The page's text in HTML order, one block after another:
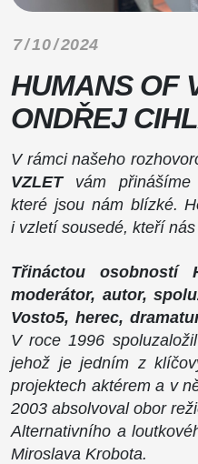
7 / 10 / 2024
HUMANS OF
ONDŘEJ
V rámci našeho
VZLETvám přinášíme
které jsou nám blízké.
i vzletí sousedé, kteří
Třináctou osobností
moderátor, autor,
Vosto5, herec,
V roce 1996
jehož je jedním z
projektech aktérem a v
2003 absolvoval obor
Alternativního a
Miroslava Krobota.